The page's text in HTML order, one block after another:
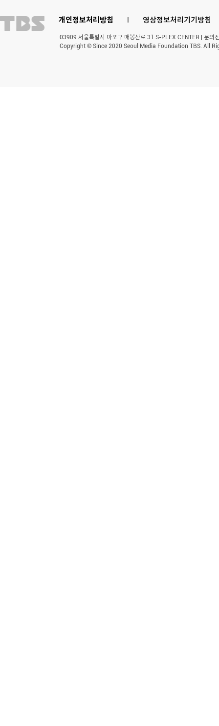
개인정보처리방침 l 영상정보처리기기방침
03909 서울특별시 마포구 매봉산로 31 S-PLEX CENTER | 문
Copyright © Since 2020 Seoul Media Foundation TBS. All